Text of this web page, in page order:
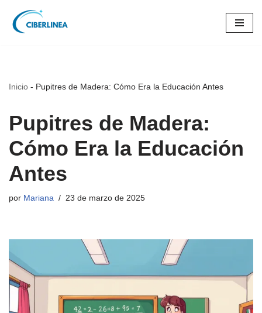
Saltar
Inicio - Pupitres de Madera: Cómo Era la Educación Antes
Pupitres de Madera:
Cómo Era la Educación
Antes
por Mariana 23 de marzo de 2025